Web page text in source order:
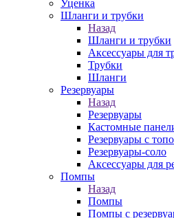
Уценка
Шланги и трубки
Назад
Шланги и трубки
Аксессуары для
Трубки
Шланги
Резервуары
Назад
Резервуары
Кастомные
Резервуары с
Резервуары-соло
Аксессуары для
Помпы
Назад
Помпы
Помпы с